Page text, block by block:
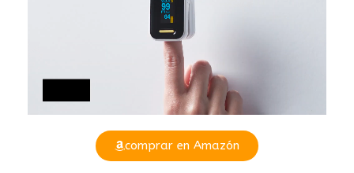
comprar en Amazón